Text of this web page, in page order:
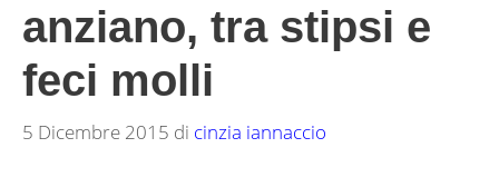
anziano, tra stipsi e
feci molli
5 Dicembre 2015 di cinzia iannaccio